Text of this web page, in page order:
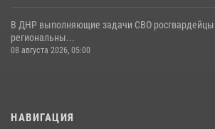
В ДНР выполняющие задачи СВО росгвардейцы
региональны...
08 августа 2026, 05:00
НАВИГАЦИЯ